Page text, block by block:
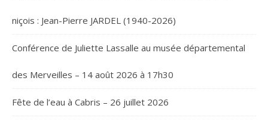
niçois : Jean-Pierre JARDEL (1940-2026)
Conférence de Juliette Lassalle au musée départemental
des Merveilles – 14 août 2026 à 17h30
Fête de l’eau à Cabris – 26 juillet 2026